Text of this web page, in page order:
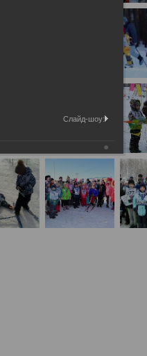
Слайд-шоу: